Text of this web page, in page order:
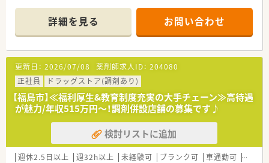
■2社が培ってきたノウハウと企業の良さを融合し、より安定し
た経営基盤から、成長スピードを加速させていきます。
■コーポレートメッセージは「あなたに今、わたしができるこ
と」。
■正社員には全国・広域・都道府県限定・自宅通勤の4コースを用
意。
■全国・広域・都道府県限定コースの方には充実の住宅補助制度
が適用されます。
■住居は法人契約なので初期費用時の自己負担はほとんどあり
ません。
■産育休からの復帰率は95%以上！時短勤務はお子様が小学3年
生終了時まで。
■年間休日は120日以上で様々な休暇制度の用意あり。
■最新機器の導入やメディカルリスクコントローラー制度を導
詳細を見る お問い合わせ
更新日： 2026/07/08 薬剤師求人ID： 204080
正社員
ドラッグストア(調剤あり)
【福島市】≪福利厚生&教育制度充実の大手チェーン≫高待遇
が魅力/年収515万円～！調剤併設店舗の募集です♪
検討リストに追加
週休2.5日以上 週32h以上 未経験可 ブランク可 車通勤可 高給